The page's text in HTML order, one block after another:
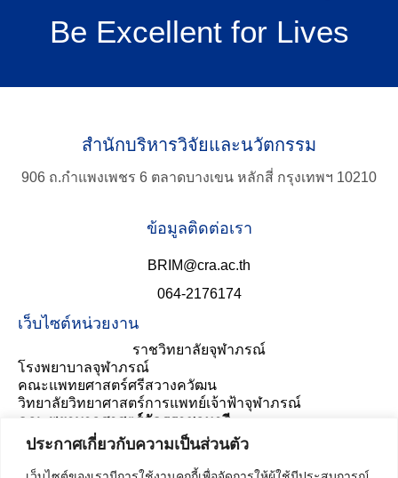
ประกาศเกี่ยวกับความเป็นส่วนตัว
Be Excellent for Lives
สำนักบริหารวิจัยและนวัตกรรม
906 ถ.กำแพงเพชร 6 ตลาดบางเขน หลักสี่ กรุงเทพฯ 10210
ข้อมูลติดต่อเรา
BRIM@cra.ac.th
064-2176174
เว็บไซต์หน่วยงาน
ราชวิทยาลัยจุฬาภรณ์
โรงพยาบาลจุฬาภรณ์
คณะแพทยศาสตร์ศรีสวางควัฒน
วิทยาลัยวิทยาศาสตร์การแพทย์เจ้าฟ้าจุฬาภรณ์
คณะพยาบาลศาสตร์อัครราชกุมารี
ประเมินความพึงพอใจ